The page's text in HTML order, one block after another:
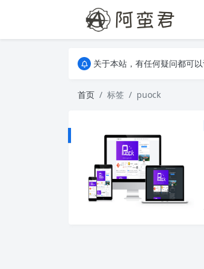
关于本站，有任何疑问都可
关于本站，有任何疑问都可以
首页
标签 puock